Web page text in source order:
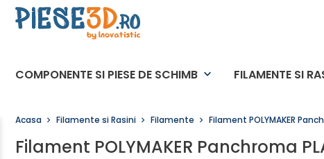
COMPONENTE SI PIESE DE SCHIMB keyboard_arrow_down FILAMENTE SI
Acasa Filamente si Rasini Filamente Filament POLYMAKER
Filament POLYMAKER Panchroma